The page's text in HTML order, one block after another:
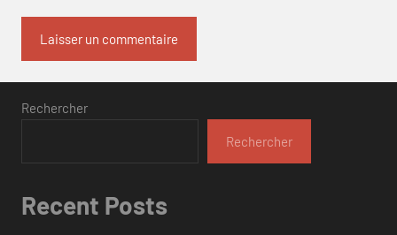
Rechercher
Rechercher
Recent Posts